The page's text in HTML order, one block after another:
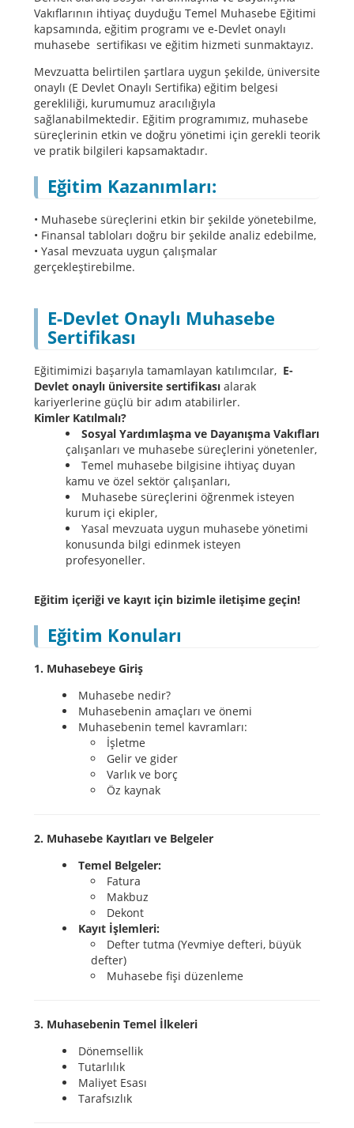
Vakıflarının ihtiyaç duyduğu Temel Muhasebe Eğitimi
kapsamında, eğitim programı ve e-Devlet onaylı
muhasebe sertifikası ve eğitim hizmeti sunmaktayız.
Mevzuatta belirtilen şartlara uygun şekilde, üniversite
onaylı (E Devlet Onaylı Sertifika) eğitim belgesi
gerekliliği, kurumumuz aracılığıyla
sağlanabilmektedir. Eğitim programımız, muhasebe
süreçlerinin etkin ve doğru yönetimi için gerekli teorik
ve pratik bilgileri kapsamaktadır.
Eğitim Kazanımları:
• Muhasebe süreçlerini etkin bir şekilde yönetebilme,
• Finansal tabloları doğru bir şekilde analiz edebilme,
• Yasal mevzuata uygun çalışmalar
gerçekleştirebilme.
E-Devlet Onaylı Muhasebe
Sertifikası
Eğitimimizi başarıyla tamamlayan katılımcılar, E-
Devlet onaylı üniversite sertifikası alarak
kariyerlerine güçlü bir adım atabilirler.
Kimler Katılmalı?
Sosyal Yardımlaşma ve Dayanışma Vakıfları
çalışanları ve muhasebe süreçlerini yönetenler,
Temel muhasebe bilgisine ihtiyaç duyan
kamu ve özel sektör çalışanları,
Muhasebe süreçlerini öğrenmek isteyen
kurum içi ekipler,
Yasal mevzuata uygun muhasebe yönetimi
konusunda bilgi edinmek isteyen
profesyoneller.
Eğitim içeriği ve kayıt için bizimle iletişime geçin!
Eğitim Konuları
1. Muhasebeye Giriş
Muhasebe nedir?
Muhasebenin amaçları ve önemi
Muhasebenin temel kavramları:
İşletme
Gelir ve gider
Varlık ve borç
Öz kaynak
2. Muhasebe Kayıtları ve Belgeler
Temel Belgeler:
Fatura
Makbuz
Dekont
Kayıt İşlemleri:
Defter tutma (Yevmiye defteri, büyük
defter)
Muhasebe fişi düzenleme
3. Muhasebenin Temel İlkeleri
Dönemsellik
Tutarlılık
Maliyet Esası
Tarafsızlık